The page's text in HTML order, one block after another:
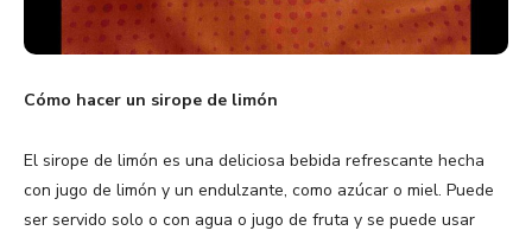
Cómo hacer un sirope de limón
El sirope de limón es una deliciosa bebida refrescante hecha
con jugo de limón y un endulzante, como azúcar o miel. Puede
ser servido solo o con agua o jugo de fruta y se puede usar